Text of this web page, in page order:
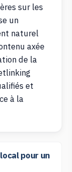
sur les
un
naturel
axée
de la
et
à la
pour un